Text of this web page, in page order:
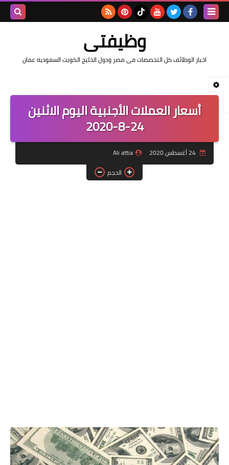
وظيفتى
اخبار الوظائف كل التخصصات فى مصر ودول الخليج الكويت السعوديه عمان
أسعار العملات الأجنبية اليوم الاثنين
24-8-2020
24 أغسطس 2020
Ali attia
الحجم